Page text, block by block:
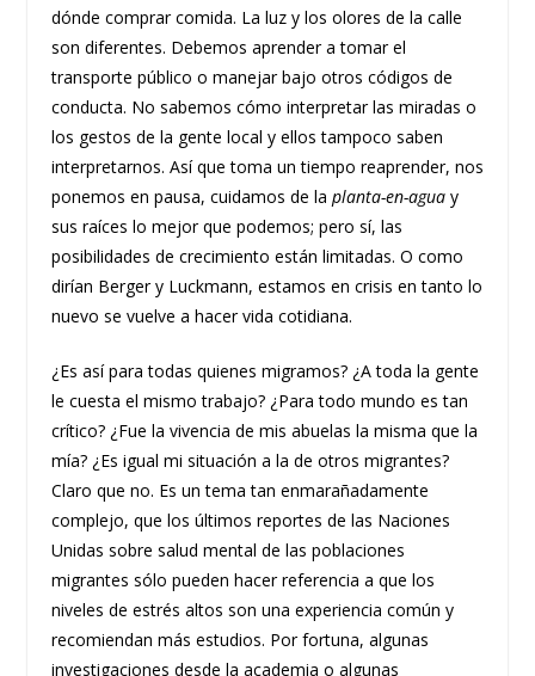
dónde comprar comida. La luz y los olores de la calle
son diferentes. Debemos aprender a tomar el
transporte público o manejar bajo otros códigos de
conducta. No sabemos cómo interpretar las miradas o
los gestos de la gente local y ellos tampoco saben
interpretarnos. Así que toma un tiempo reaprender, nos
ponemos en pausa, cuidamos de la planta-en-agua y
sus raíces lo mejor que podemos; pero sí, las
posibilidades de crecimiento están limitadas. O como
dirían Berger y Luckmann, estamos en crisis en tanto lo
nuevo se vuelve a hacer vida cotidiana.
¿Es así para todas quienes migramos? ¿A toda la gente
le cuesta el mismo trabajo? ¿Para todo mundo es tan
crítico? ¿Fue la vivencia de mis abuelas la misma que la
mía? ¿Es igual mi situación a la de otros migrantes?
Claro que no. Es un tema tan enmarañadamente
complejo, que los últimos reportes de las Naciones
Unidas sobre salud mental de las poblaciones
migrantes sólo pueden hacer referencia a que los
niveles de estrés altos son una experiencia común y
recomiendan más estudios. Por fortuna, algunas
investigaciones desde la academia o algunas